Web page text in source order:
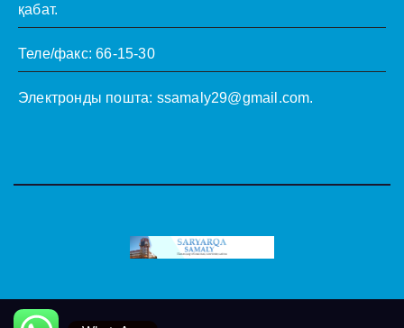
қабат.
Теле/факс: 66-15-30
Электронды пошта: ssamaly29@gmail.com.